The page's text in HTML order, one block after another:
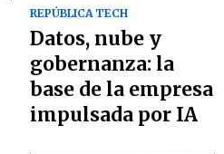
REPÚBLICA TECH
Datos, nube y
gobernanza: la
base de la empresa
impulsada por IA